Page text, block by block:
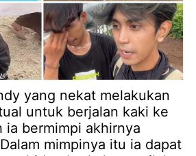
yang nekat melakukan
untuk berjalan kaki ke
ia bermimpi akhirnya
mimpinya itu ia dapat